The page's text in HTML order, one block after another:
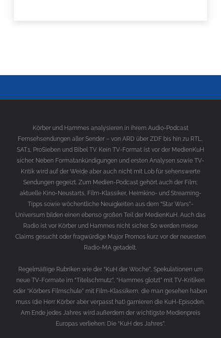
Körber und Hammes analysieren in ihrem Audio-Podcast
Fernsehsendungen aller Sender – von ARD über ZDF bis hin zu RTL,
SAT.1, ProSieben und Bibel TV. Kein TV-Format ist vor der MedienKuH
sicher. Neben Formatankündigungen und ersten Analysen sowie TV-
Kritik wird auf der Weide aber auch nicht mit Lob für sehenswerte
Sendungen gegeizt. Zum Medien-Podcast gehört auch der Film;
aktuelle Kino-Neustarts, Film-Klassiker, Heimkino- und Streaming-
Tipps sowie wöchentliche Neuigkeiten aus dem “Star Wars”-
Universum bilden einen ebenso großen Teil der MedienKuH. Auch das
Radio ist vor Körber und Hammes nicht sicher. So werden miese
Claims gesucht oder fragwürdige Major Promos kurz vor der neuesten
Radio-MA getadelt.
Regelmäßige Rubriken wie der “KuH der Woche”, Spekulationen um
neue TV-Formate im “Titelschmutz”, “Hammes glotzt” mit TV-Kritiken
oder “Körbers Filmschule” mit Film-Klassikern, die man gesehen haben
muss (die Herr Körber aber verpasst hat) garnieren die KuH-Episoden.
Am Ende jedes Jahres wird außerdem der wichtigste Medienpreis
Europas verliehen: Die “KuH des Jahres”.